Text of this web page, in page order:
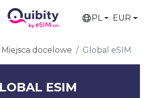
PL EUR
Miejsca docelowe Global eSIM
ESIM